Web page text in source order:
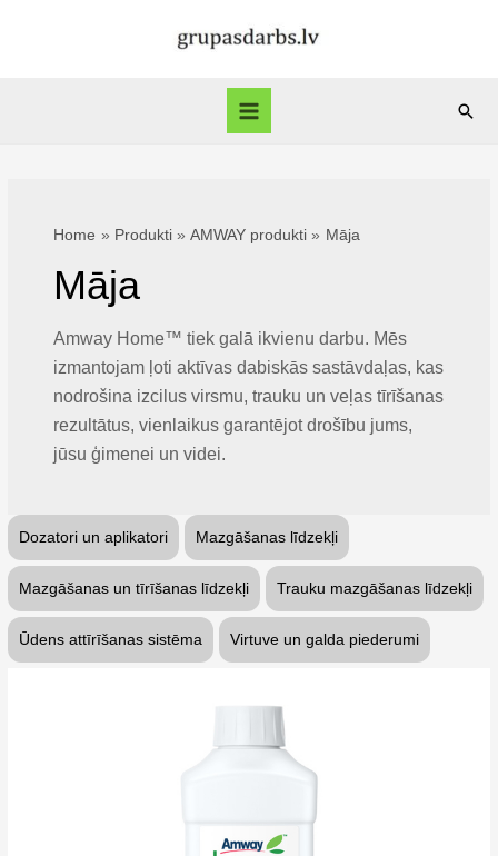
Main
Home Produkti AMWAY produkti Māja
Māja
Amway Home™ tiek galā ikvienu darbu. Mēs
izmantojam ļoti aktīvas dabiskās sastāvdaļas, kas
nodrošina izcilus virsmu, trauku un veļas tīrīšanas
rezultātus, vienlaikus garantējot drošību jums,
jūsu ģimenei un videi.
Dozatori un aplikatori Mazgāšanas līdzekļi
Mazgāšanas un tīrīšanas līdzekļi Trauku mazgāšanas līdzekļi
Ūdens attīrīšanas sistēma Virtuve un galda piederumi